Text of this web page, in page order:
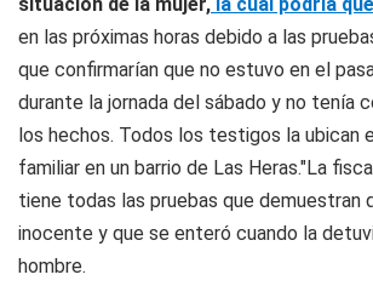
en las próximas horas debido a las
que confirmarían que no estuvo en el
durante la jornada del sábado y no tenía
los hechos. Todos los testigos la ubican
familiar en un barrio de Las Heras."La
tiene todas las pruebas que demuestran
inocente y que se enteró cuando la
hombre.